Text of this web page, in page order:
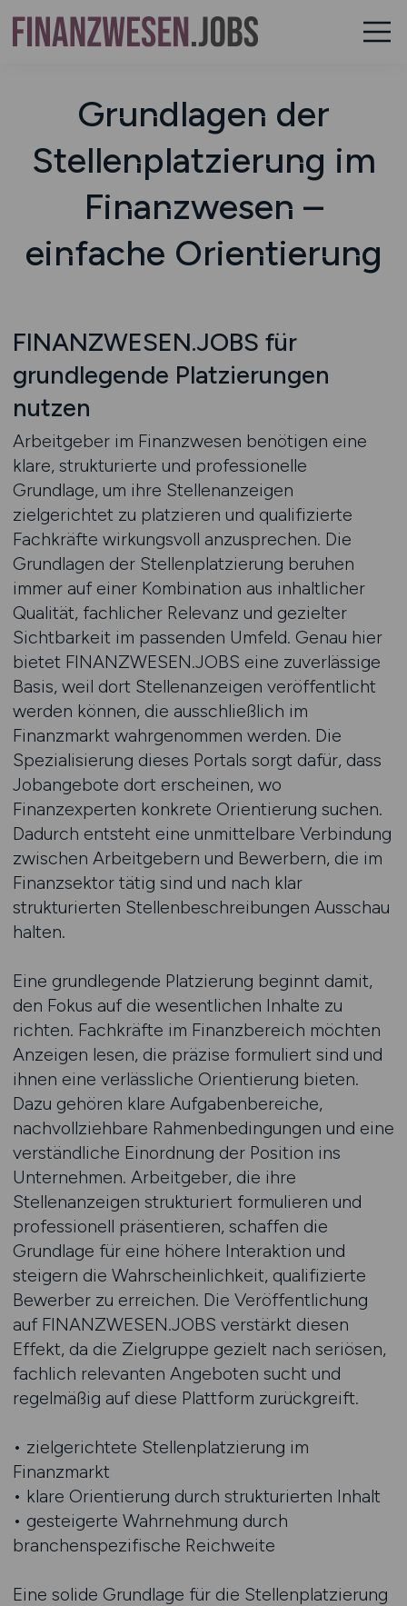
Grundlagen der
Stellenplatzierung im
Finanzwesen –
einfache Orientierung
FINANZWESEN.JOBS für
grundlegende Platzierungen
nutzen
Arbeitgeber im Finanzwesen benötigen eine
klare, strukturierte und professionelle
Grundlage, um ihre Stellenanzeigen
zielgerichtet zu platzieren und qualifizierte
Fachkräfte wirkungsvoll anzusprechen. Die
Grundlagen der Stellenplatzierung beruhen
immer auf einer Kombination aus inhaltlicher
Qualität, fachlicher Relevanz und gezielter
Sichtbarkeit im passenden Umfeld. Genau hier
bietet FINANZWESEN.JOBS eine zuverlässige
Basis, weil dort Stellenanzeigen veröffentlicht
werden können, die ausschließlich im
Finanzmarkt wahrgenommen werden. Die
Spezialisierung dieses Portals sorgt dafür, dass
Jobangebote dort erscheinen, wo
Finanzexperten konkrete Orientierung suchen.
Dadurch entsteht eine unmittelbare Verbindung
zwischen Arbeitgebern und Bewerbern, die im
Finanzsektor tätig sind und nach klar
strukturierten Stellenbeschreibungen Ausschau
halten.
Eine grundlegende Platzierung beginnt damit,
den Fokus auf die wesentlichen Inhalte zu
richten. Fachkräfte im Finanzbereich möchten
Anzeigen lesen, die präzise formuliert sind und
ihnen eine verlässliche Orientierung bieten.
Dazu gehören klare Aufgabenbereiche,
nachvollziehbare Rahmenbedingungen und eine
verständliche Einordnung der Position ins
Unternehmen. Arbeitgeber, die ihre
Stellenanzeigen strukturiert formulieren und
professionell präsentieren, schaffen die
Grundlage für eine höhere Interaktion und
steigern die Wahrscheinlichkeit, qualifizierte
Bewerber zu erreichen. Die Veröffentlichung
auf FINANZWESEN.JOBS verstärkt diesen
Effekt, da die Zielgruppe gezielt nach seriösen,
fachlich relevanten Angeboten sucht und
regelmäßig auf diese Plattform zurückgreift.
• zielgerichtete Stellenplatzierung im
Finanzmarkt
• klare Orientierung durch strukturierten Inhalt
• gesteigerte Wahrnehmung durch
branchenspezifische Reichweite
Eine solide Grundlage für die Stellenplatzierung